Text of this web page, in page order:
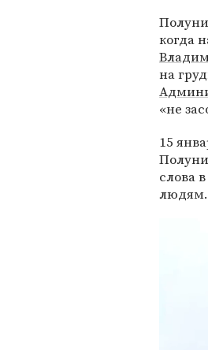
когда
на
«не
15
слова
людям.